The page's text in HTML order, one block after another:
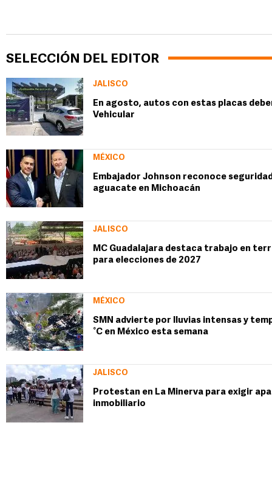
SELECCIÓN DEL EDITOR
JALISCO
En agosto, autos con estas placas
Vehicular
MÉXICO
Embajador Johnson reconoce
aguacate en Michoacán
JALISCO
MC Guadalajara destaca trabajo en
para elecciones de 2027
MÉXICO
SMN advierte por lluvias intensas y
°C en México esta semana
JALISCO
Protestan en La Minerva para exigir
inmobiliario